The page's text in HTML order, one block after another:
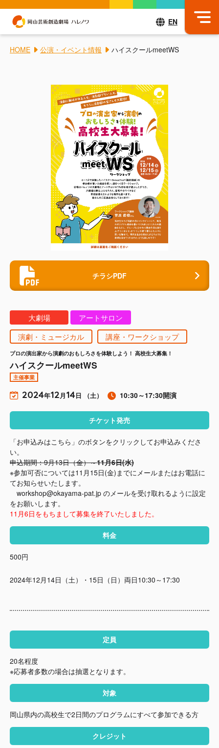
EN
HOME 公演・イベント情報 ハイスクールmeetWS
チラシPDF
大劇場
アートサロン
演劇・ミュージカル
講座・ワークショップ
プロの演出家から演劇のおもしろさを体験しよう！ 高校生大募集！
ハイスクールmeetWS
主催事業
2024年12月14日 （土） 10:30～17:30開演
チケット発売
「お申込みはこちら」のボタンをクリックしてお申込みくださ
い。
申込期間：9月13日（金）～11月6日(水)
※参加可否については11月15日(金)までにメールまたはお電話に
てお知らせいたします。
workshop@okayama-pat.jp のメールを受け取れるように設定
をお願いします。
11月6日をもちまして募集を終了いたしました。
料金
500円
2024年12月14日（土）・15日（日）両日10:30～17:30
定員
20名程度
※応募者多数の場合は抽選となります。
対象
岡山県内の高校生で2日間のプログラムにすべて参加できる方
クレジット